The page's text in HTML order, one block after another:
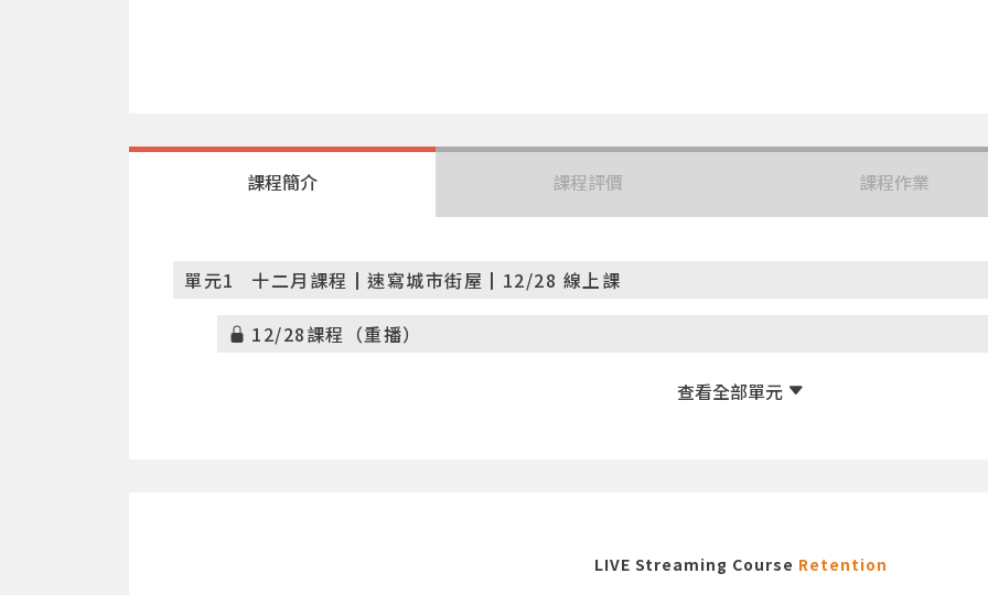
課程簡介 課程評價 課程作業
單元1 十二月課程┃速寫城市街屋┃12/28 線上課
12/28課程（重播）
LIVE Streaming Course Retention